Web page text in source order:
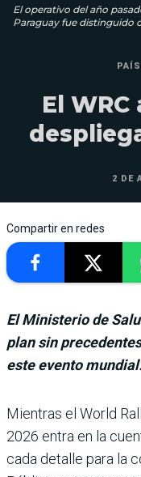
El operativo del año
Paraguay fue distinguido
El
2 DE
Compartir en redes
El Ministerio de
plan sin
este evento
Mientras el World
2026 entra en la
cada detalle para la